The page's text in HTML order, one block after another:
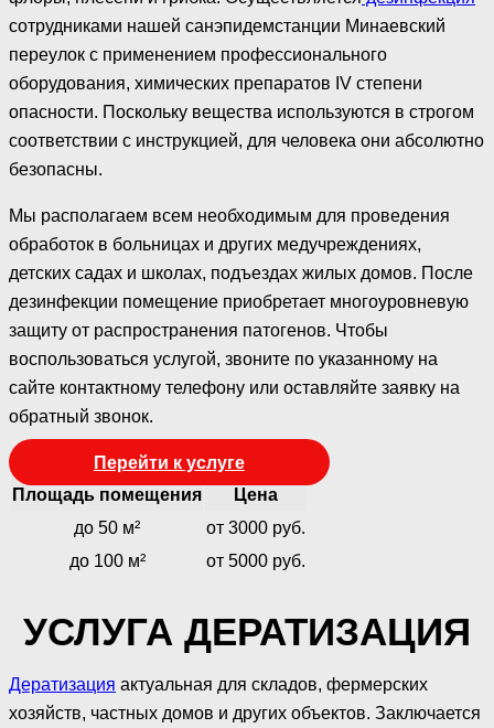
сотрудниками нашей санэпидемстанции Минаевский
переулок с применением профессионального
оборудования, химических препаратов IV степени
опасности. Поскольку вещества используются в строгом
соответствии с инструкцией, для человека они абсолютно
безопасны.
Мы располагаем всем необходимым для проведения
обработок в больницах и других медучреждениях,
детских садах и школах, подъездах жилых домов. После
дезинфекции помещение приобретает многоуровневую
защиту от распространения патогенов. Чтобы
воспользоваться услугой, звоните по указанному на
сайте контактному телефону или оставляйте заявку на
обратный звонок.
Перейти к услуге
Площадь помещения
Цена
до 50 м²
от 3000 руб.
до 100 м²
от 5000 руб.
УСЛУГА ДЕРАТИЗАЦИЯ
Дератизация актуальная для складов, фермерских
хозяйств, частных домов и других объектов. Заключается